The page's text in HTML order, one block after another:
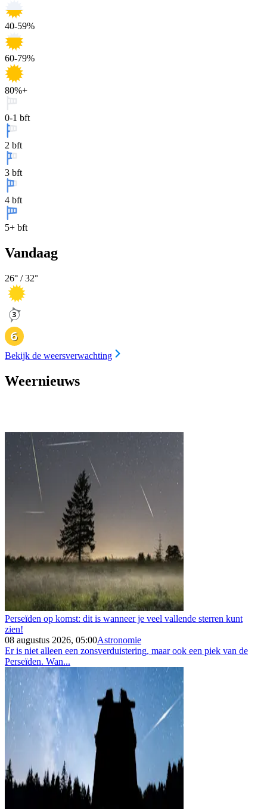
40-59%
60-79%
80%+
0-1 bft
2 bft
3 bft
4 bft
5+ bft
Vandaag
26° /32°
Bekijk de weersverwachting
Weernieuws
Perseïden op komst: dit is wanneer je veel vallende sterren kunt
zien!
08 augustus 2026, 05:00Astronomie
Er is niet alleen een zonsverduistering, maar ook een piek van de
Perseïden. Wan...